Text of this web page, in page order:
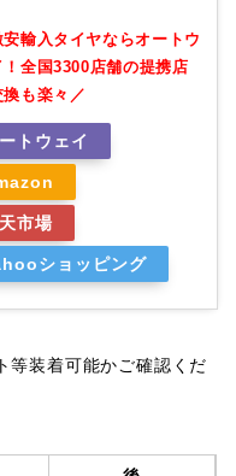
安輸入タイヤならオートウ
！全国3300店舗の提携店
換も楽々／
トウェイ
市場
ショッピング
装着可能かご確認くだ